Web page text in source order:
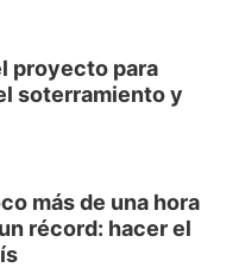
proyecto para
soterramiento y
más de una hora
récord: hacer el